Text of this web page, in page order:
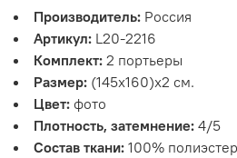
Производитель: Россия
Артикул: L20-2216
Комплект: 2 портьеры
Размер: (145х160)х2 см.
Цвет: фото
Плотность, затемнение: 4/5
Состав ткани: 100%